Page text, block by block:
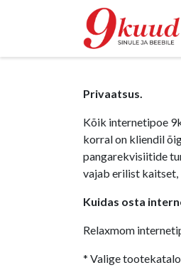
Privaatsus.
Kõik internetipoe
korral on kliendil
pangarekvisiitide
vajab erilist kaitset,
Kuidas osta
Relaxmom
* Valige